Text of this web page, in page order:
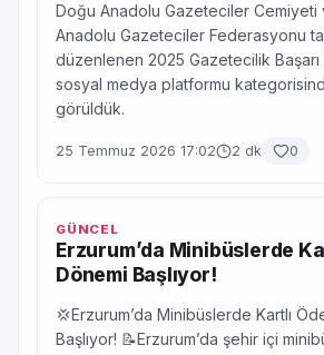
Doğu Anadolu Gazeteciler Cemiyeti
Anadolu Gazeteciler Federasyonu
düzenlenen 2025 Gazetecilik Başarı
sosyal medya platformu
görüldük.
25 Temmuz 2026 17:02 2 dk 0
GÜNCEL
Erzurum’da Minibüslerde
Dönemi Başlıyor!
💢Erzurum’da Minibüslerde Kartlı
Başlıyor! 📝Erzurum’da şehir içi